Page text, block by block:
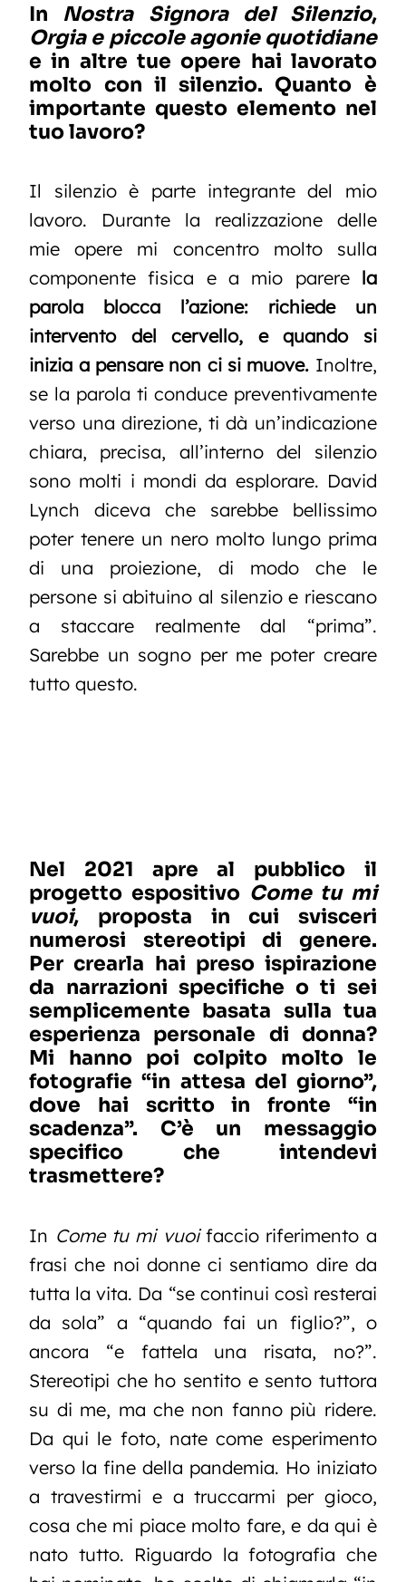
In Nostra Signora del Silenzio,
Orgia e piccole agonie quotidiane
e in altre tue opere hai lavorato
molto con il silenzio. Quanto è
importante questo elemento nel
tuo lavoro?
Il silenzio è parte integrante del mio
lavoro. Durante la realizzazione delle
mie opere mi concentro molto sulla
componente fisica e a mio parerela
parola blocca l’azione: richiede un
intervento del cervello, e quando si
inizia a pensare non ci si muove. Inoltre,
se la parola ti conduce preventivamente
verso una direzione, ti dà un’indicazione
chiara, precisa, all’interno del silenzio
sono molti i mondi da esplorare. David
Lynch diceva che sarebbe bellissimo
poter tenere un nero molto lungo prima
di una proiezione, di modo che le
persone si abituino al silenzio e riescano
a staccare realmente dal “prima”.
Sarebbe un sogno per me poter creare
tutto questo.
Nel 2021 apre al pubblico il
progetto espositivo Come tu mi
vuoi, proposta in cui svisceri
numerosi stereotipi di genere.
Per crearla hai preso ispirazione
da narrazioni specifiche o ti sei
semplicemente basata sulla tua
esperienza personale di donna?
Mi hanno poi colpito molto le
fotografie “in attesa del giorno”,
dove hai scritto in fronte “in
scadenza”. C’è un messaggio
specifico che intendevi
trasmettere?
In Come tu mi vuoifaccio riferimento a
frasi che noi donne ci sentiamo dire da
tutta la vita. Da “se continui così resterai
da sola” a “quando fai un figlio?”, o
ancora “e fattela una risata, no?”.
Stereotipi che ho sentito e sento tuttora
su di me, ma che non fanno più ridere.
Da qui le foto, nate come esperimento
verso la fine della pandemia. Ho iniziato
a travestirmi e a truccarmi per gioco,
cosa che mi piace molto fare, e da qui è
nato tutto. Riguardo la fotografia che